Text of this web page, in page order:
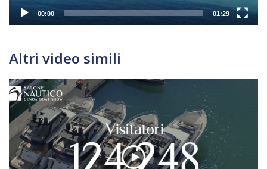
00:00 01:29
Altri video simili